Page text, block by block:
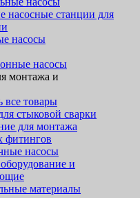
насосные станции для
насосы
насосы
монтажа и
все товары
стыковой сварки
для монтажа
фитингов
насосы
и
материалы